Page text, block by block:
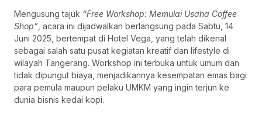
Mengusung tajuk “Free Workshop: Memulai Usaha Coffee
Shop” , acara ini dijadwalkan berlangsung pada Sabtu, 14
Juni 2025, bertempat di Hotel Vega, yang telah dikenal
sebagai salah satu pusat kegiatan kreatif dan lifestyle di
wilayah Tangerang. Workshop ini terbuka untuk umum dan
tidak dipungut biaya, menjadikannya kesempatan emas bagi
para pemula maupun pelaku UMKM yang ingin terjun ke
dunia bisnis kedai kopi.